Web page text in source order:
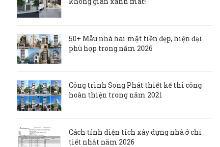
50+ Mẫu nhà hai mặt tiền đẹp, hiện đại
phù hợp trong năm 2026
Công trình Song Phát thiết kế thi công
hoàn thiện trong năm 2021
Cách tính diện tích xây dựng nhà ở chi
tiết nhất năm 2026